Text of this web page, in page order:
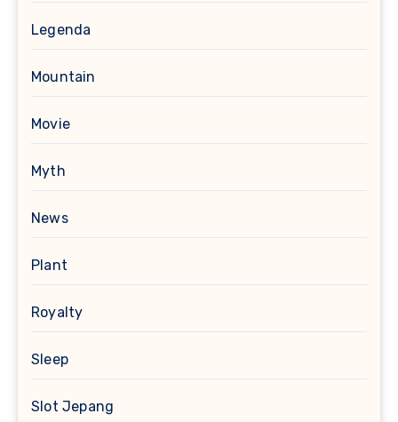
Legenda
Mountain
Movie
Myth
News
Plant
Royalty
Sleep
Slot Jepang